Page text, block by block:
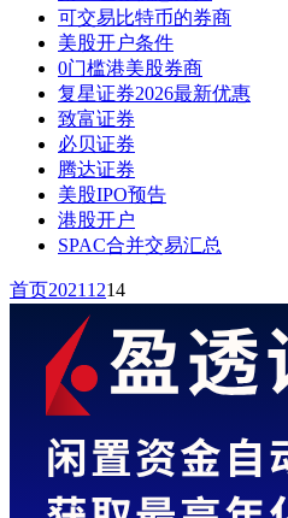
可交易比特币的券商
美股开户条件
0门槛港美股券商
复星证券2026最新优惠
致富证券
必贝证券
腾达证券
美股IPO预告
港股开户
SPAC合并交易汇总
首页2021 1214